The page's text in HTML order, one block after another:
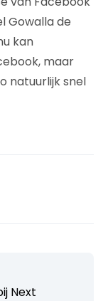
Gowalla de
kan
maar
natuurlijk snel
Next